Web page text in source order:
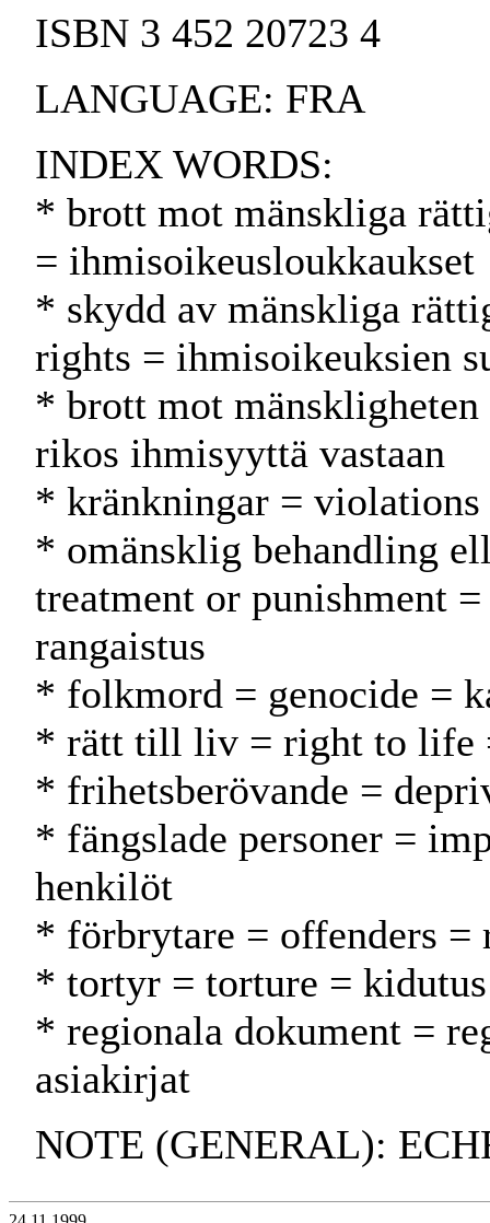
ISBN 3 452 20723 4
LANGUAGE: FRA
INDEX WORDS:
* brott mot mänskliga
= ihmisoikeusloukkaukset
* skydd av mänskliga
rights = ihmisoikeuksien
* brott mot
rikos ihmisyyttä vastaan
* kränkningar =
* omänsklig behandling
treatment or punishment
rangaistus
* folkmord = genocide =
* rätt till liv = right to life
* frihetsberövande =
* fängslade personer =
henkilöt
* förbrytare = offenders
* tortyr = torture = kidutus
* regionala dokument =
asiakirjat
NOTE (GENERAL):